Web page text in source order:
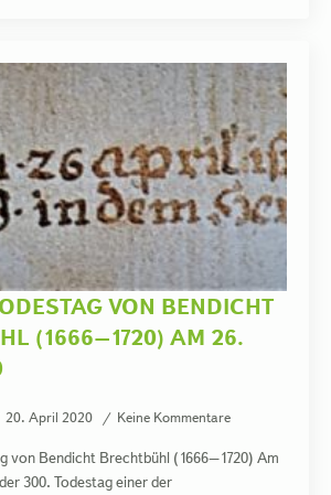
VON BENDICHT
(1666–1720) AM 26.
20. April 2020 Keine Kommentare
von Bendicht Brechtbühl (1666–1720) Am
300. Todestag einer der